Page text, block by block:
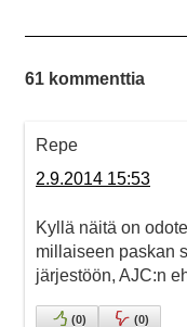
61 kommenttia
Repe
2.9.2014 15:53
Kyllä näitä on
millaiseen paskan
järjestöön, AJC:n
(0) (0)